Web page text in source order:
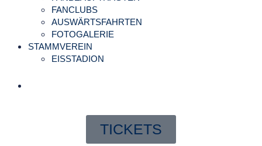
FANCLUBS
AUSWÄRTSFAHRTEN
FOTOGALERIE
STAMMVEREIN
EISSTADION
TICKETS